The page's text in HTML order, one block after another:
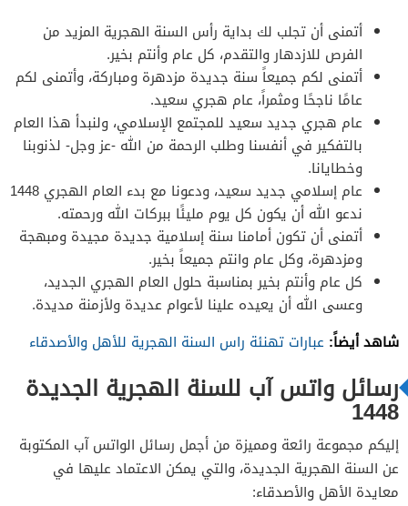
أتمنى أن تجلب لك بداية رأس السنة الهجرية المزيد من
الفرص للازدهار والتقدم، كل عام وأنتم بخير.
أتمنى لكم جميعاً سنة جديدة مزدهرة ومباركة، وأتمنى لكم
عامًا ناجحًا ومثمراً، عام هجري سعيد.
عام هجري جديد سعيد للمجتمع الإسلامي، ولنبدأ هذا العام
بالتفكير في أنفسنا وطلب الرحمة من الله -عز وجل- لذنوبنا
وخطايانا.
عام إسلامي جديد سعيد، ودعونا مع بدء العام الهجري 1448
ندعو الله أن يكون كل يوم مليئًا ببركات الله ورحمته.
أتمنى أن تكون أمامنا سنة إسلامية جديدة مجيدة ومبهجة
ومزدهرة، وكل عام وانتم جميعاً بخير.
كل عام وأنتم بخير بمناسبة حلول العام الهجري الجديد،
وعسى الله أن يعيده علينا لأعوام عديدة ولأزمنة مديدة.
شاهد أيضاً: عبارات تهنئة راس السنة الهجرية للأهل والأصدقاء
رسائل واتس آب للسنة الهجرية الجديدة
1448
إليكم مجموعة رائعة ومميزة من أجمل رسائل الواتس آب المكتوبة
عن السنة الهجرية الجديدة، والتي يمكن الاعتماد عليها في
معايدة الأهل والأصدقاء: